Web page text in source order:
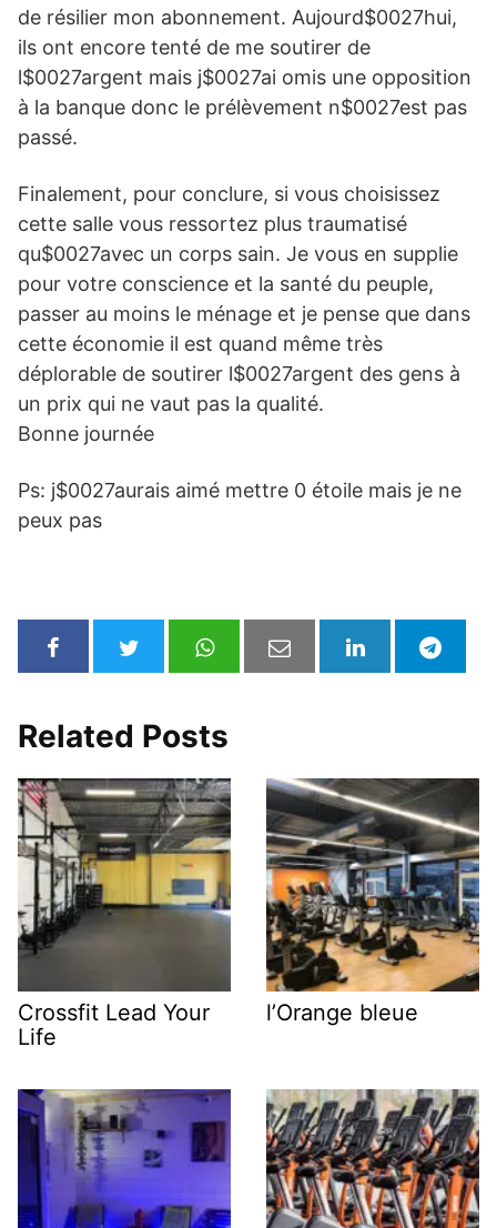
de résilier mon abonnement. Aujourd$0027hui,
ils ont encore tenté de me soutirer de
l$0027argent mais j$0027ai omis une opposition
à la banque donc le prélèvement n$0027est pas
passé.
Finalement, pour conclure, si vous choisissez
cette salle vous ressortez plus traumatisé
qu$0027avec un corps sain. Je vous en supplie
pour votre conscience et la santé du peuple,
passer au moins le ménage et je pense que dans
cette économie il est quand même très
déplorable de soutirer l$0027argent des gens à
un prix qui ne vaut pas la qualité.
Bonne journée
Ps: j$0027aurais aimé mettre 0 étoile mais je ne
peux pas
Related Posts
Crossfit Lead Your
Life
l’Orange bleue